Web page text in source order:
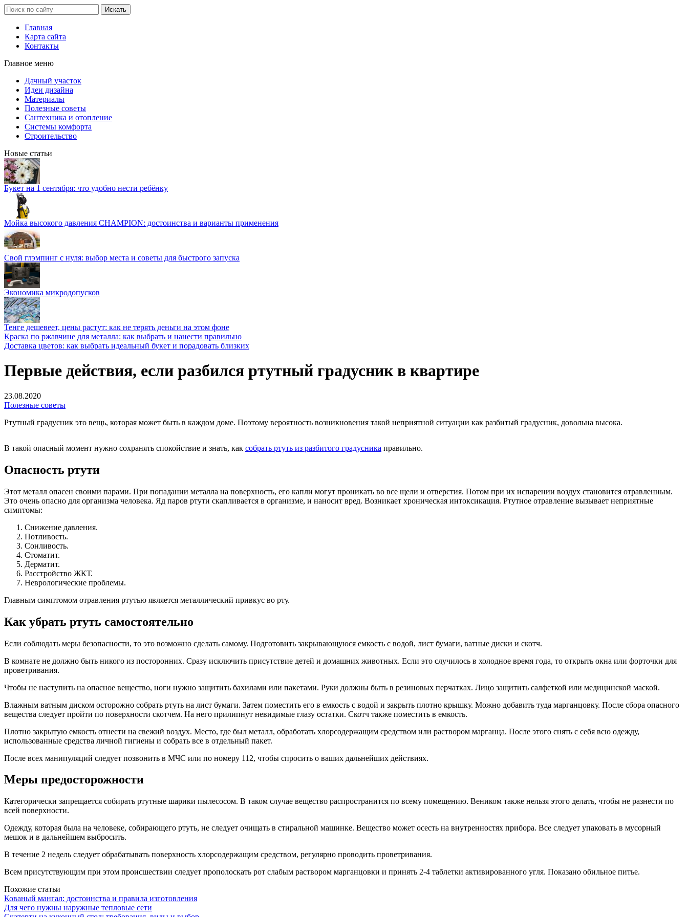
Главная
Карта сайта
Контакты
Главное меню
Дачный участок
Идеи дизайна
Материалы
Полезные советы
Сантехника и отопление
Системы комфорта
Строительство
Новые статьи
Букет на 1 сентября: что удобно нести ребёнку
Мойка высокого давления CHAMPION: достоинства и варианты применения
Свой глэмпинг с нуля: выбор места и советы для быстрого запуска
Экономика микродопусков
Тенге дешевеет, цены растут: как не терять деньги на этом фоне
Краска по ржавчине для металла: как выбрать и нанести правильно
Доставка цветов: как выбрать идеальный букет и порадовать близких
Первые действия, если разбился ртутный градусник в квартире
23.08.2020
Полезные советы
Ртутный градусник это вещь, которая может быть в каждом доме. Поэтому вероятность возникновения такой неприятной ситуации как разбитый градусник, довольна высока.
В такой опасный момент нужно сохранять спокойствие и знать, как собрать ртуть из разбитого градусника правильно.
Опасность ртути
Этот металл опасен своими парами. При попадании металла на поверхность, его капли могут проникать во все щели и отверстия. Потом при их испарении воздух становится отравленным.
Это очень опасно для организма человека. Яд паров ртути скапливается в организме, и наносит вред. Возникает хроническая интоксикация. Ртутное отравление вызывает неприятные
симптомы:
Снижение давления.
Потливость.
Сонливость.
Стоматит.
Дерматит.
Расстройство ЖКТ.
Неврологические проблемы.
Главным симптомом отравления ртутью является металлический привкус во рту.
Как убрать ртуть самостоятельно
Если соблюдать меры безопасности, то это возможно сделать самому. Подготовить закрывающуюся емкость с водой, лист бумаги, ватные диски и скотч.
В комнате не должно быть никого из посторонних. Сразу исключить присутствие детей и домашних животных. Если это случилось в холодное время года, то открыть окна или форточки для
проветривания.
Чтобы не наступить на опасное вещество, ноги нужно защитить бахилами или пакетами. Руки должны быть в резиновых перчатках. Лицо защитить салфеткой или медицинской маской.
Влажным ватным диском осторожно собрать ртуть на лист бумаги. Затем поместить его в емкость с водой и закрыть плотно крышку. Можно добавить туда марганцовку. После сбора опасного
вещества следует пройти по поверхности скотчем. На него прилипнут невидимые глазу остатки. Скотч также поместить в емкость.
Плотно закрытую емкость отнести на свежий воздух. Место, где был металл, обработать хлорсодержащим средством или раствором марганца. После этого снять с себя всю одежду,
использованные средства личной гигиены и собрать все в отдельный пакет.
После всех манипуляций следует позвонить в МЧС или по номеру 112, чтобы спросить о ваших дальнейших действиях.
Меры предосторожности
Категорически запрещается собирать ртутные шарики пылесосом. В таком случае вещество распространится по всему помещению. Веником также нельзя этого делать, чтобы не разнести по
всей поверхности.
Одежду, которая была на человеке, собирающего ртуть, не следует очищать в стиральной машинке. Вещество может осесть на внутренностях прибора. Все следует упаковать в мусорный
мешок и в дальнейшем выбросить.
В течение 2 недель следует обрабатывать поверхность хлорсодержащим средством, регулярно проводить проветривания.
Всем присутствующим при этом происшествии следует прополоскать рот слабым раствором марганцовки и принять 2-4 таблетки активированного угля. Показано обильное питье.
Похожие статьи
Кованый мангал: достоинства и правила изготовления
Для чего нужны наружные тепловые сети